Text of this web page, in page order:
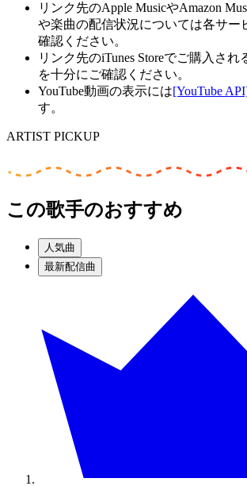
リンク先のApple MusicやAmazon
や楽曲の配信状況については各サー
確認ください。
リンク先のiTunes Storeでご購入さ
を十分にご確認ください。
YouTube動画の表示には[YouTube
す。
ARTIST PICKUP
この歌手のおすすめ
人気曲
最新配信曲